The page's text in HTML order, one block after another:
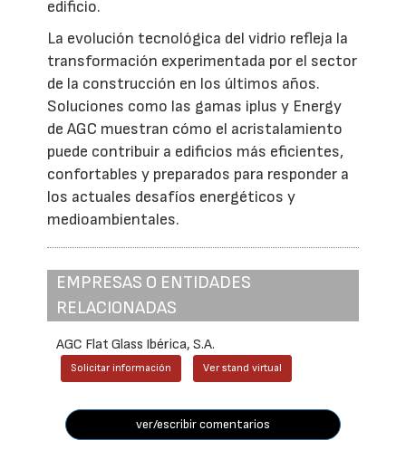
edificio.
La evolución tecnológica del vidrio refleja la
transformación experimentada por el sector
de la construcción en los últimos años.
Soluciones como las gamas iplus y Energy
de AGC muestran cómo el acristalamiento
puede contribuir a edificios más eficientes,
confortables y preparados para responder a
los actuales desafíos energéticos y
medioambientales.
EMPRESAS O ENTIDADES
RELACIONADAS
AGC Flat Glass Ibérica, S.A.
Solicitar información Ver stand virtual
ver/escribir comentarios